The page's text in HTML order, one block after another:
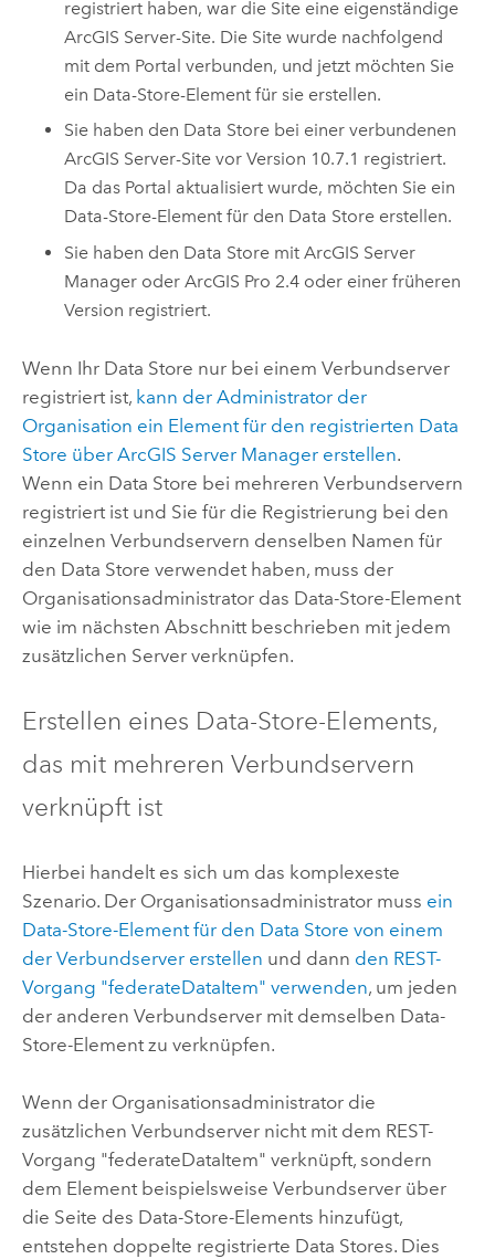
registriert haben, war die Site eine eigenständige
ArcGIS Server-Site. Die Site wurde nachfolgend
mit dem Portal verbunden, und jetzt möchten Sie
ein Data-Store-Element für sie erstellen.
Sie haben den Data Store bei einer verbundenen
ArcGIS Server-Site vor Version 10.7.1 registriert.
Da das Portal aktualisiert wurde, möchten Sie ein
Data-Store-Element für den Data Store erstellen.
Sie haben den Data Store mitArcGIS Server
Manager oderArcGIS Pro 2.4 oder einer früheren
Version registriert.
Wenn Ihr Data Store nur bei einem Verbundserver
registriert ist, kann der Administrator der
Organisation ein Element für den registrierten Data
Store über ArcGIS Server Managererstellen.
Wenn ein Data Store bei mehreren Verbundservern
registriert ist und Sie für die Registrierung bei den
einzelnen Verbundservern denselben Namen für
den Data Store verwendet haben, muss der
Organisationsadministrator das Data-Store-Element
wie im nächsten Abschnitt beschrieben mit jedem
zusätzlichen Server verknüpfen.
Erstellen eines Data-Store-Elements,
das mit mehreren Verbundservern
verknüpft ist
Hierbei handelt es sich um das komplexeste
Szenario. Der Organisationsadministrator muss ein
Data-Store-Element für den Data Store von einem
der Verbundserver erstellen und dann den REST-
Vorgang "federateDataItem" verwenden, um jeden
der anderen Verbundserver mit demselben Data-
Store-Element zu verknüpfen.
Wenn der Organisationsadministrator die
zusätzlichen Verbundserver nicht mit dem REST-
Vorgang "federateDataItem" verknüpft, sondern
dem Element beispielsweise Verbundserver über
die Seite des Data-Store-Elements hinzufügt,
entstehen doppelte registrierte Data Stores. Dies